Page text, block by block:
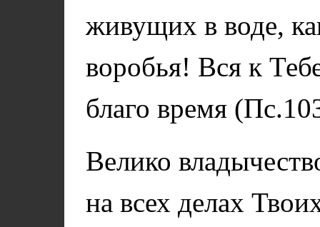
живущих в воде,
воробья! Вся к
благо время
Велико
на всех делах